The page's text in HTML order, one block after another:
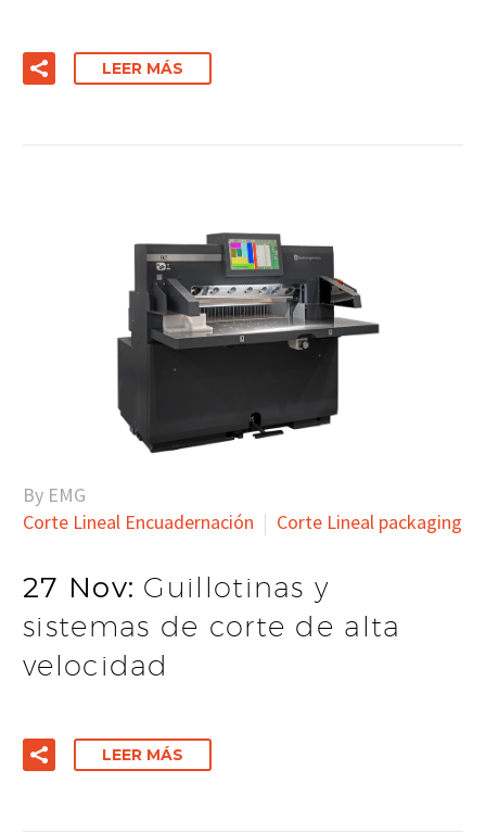
LEER MÁS
By EMG
Corte Lineal Encuadernación
Corte Lineal packaging
27 Nov: Guillotinas y
sistemas de corte de alta
velocidad
LEER MÁS